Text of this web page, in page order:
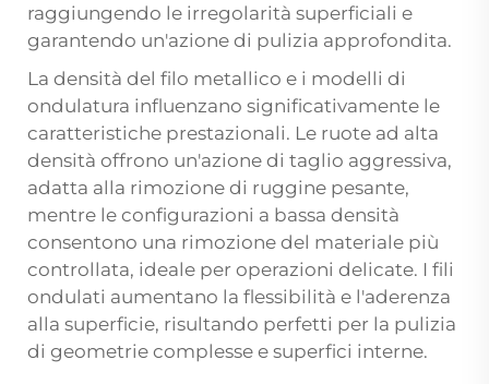
raggiungendo le irregolarità superficiali e
garantendo un'azione di pulizia approfondita.
La densità del filo metallico e i modelli di
ondulatura influenzano significativamente le
caratteristiche prestazionali. Le ruote ad alta
densità offrono un'azione di taglio aggressiva,
adatta alla rimozione di ruggine pesante,
mentre le configurazioni a bassa densità
consentono una rimozione del materiale più
controllata, ideale per operazioni delicate. I fili
ondulati aumentano la flessibilità e l'aderenza
alla superficie, risultando perfetti per la pulizia
di geometrie complesse e superfici interne.